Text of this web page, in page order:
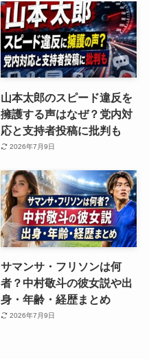
山本太郎のスピード違反を
擁護する声はなぜ？党内対
応と支持者投稿に批判も
2026年7月9日
サマンサ・フリソンは何
者？中村敬斗の彼女説や出
身・年齢・経歴まとめ
2026年7月9日